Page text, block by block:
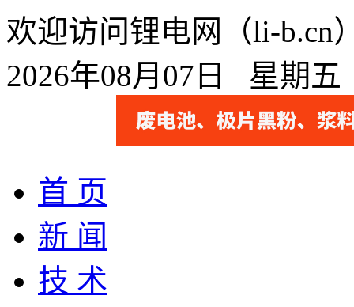
欢迎访问锂电网（li-b.cn
2026年08月07日 星期
首 页
新 闻
技 术